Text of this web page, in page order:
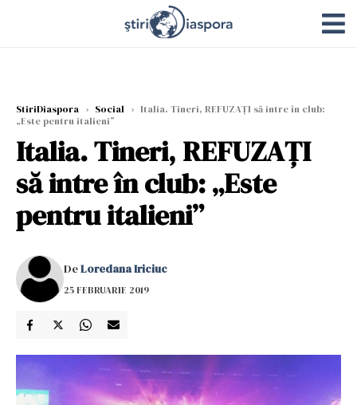
StiriDiaspora › Social › Italia. Tineri, REFUZAȚI să intre în club:
„Este pentru italieni”
Italia. Tineri, REFUZAȚI
să intre în club: „Este
pentru italieni”
DeLoredana Iriciuc
25 FEBRUARIE 2019